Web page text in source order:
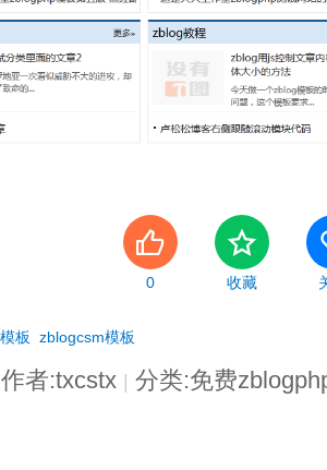
0 收藏
板 zblogcsm模板
作者:txcstx | 分类:免费